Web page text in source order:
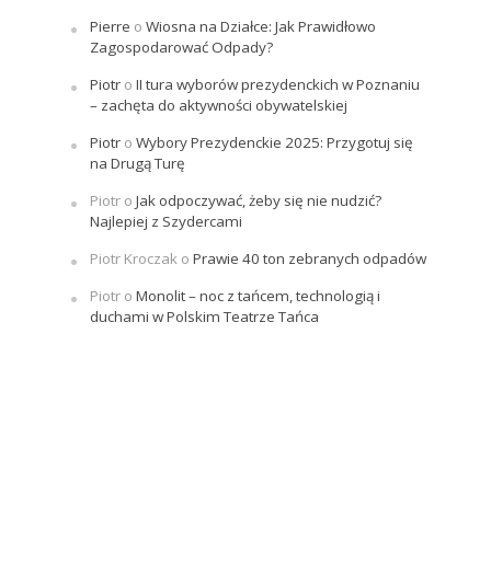
Pierre o Wiosna na Działce: Jak Prawidłowo
Zagospodarować Odpady?
Piotro II tura wyborów prezydenckich w Poznaniu
– zachęta do aktywności obywatelskiej
Piotro Wybory Prezydenckie 2025: Przygotuj się
na Drugą Turę
Piotro Jak odpoczywać, żeby się nie nudzić?
Najlepiej z Szydercami
Piotr Kroczako Prawie 40 ton zebranych odpadów
Piotro Monolit – noc z tańcem, technologią i
duchami w Polskim Teatrze Tańca